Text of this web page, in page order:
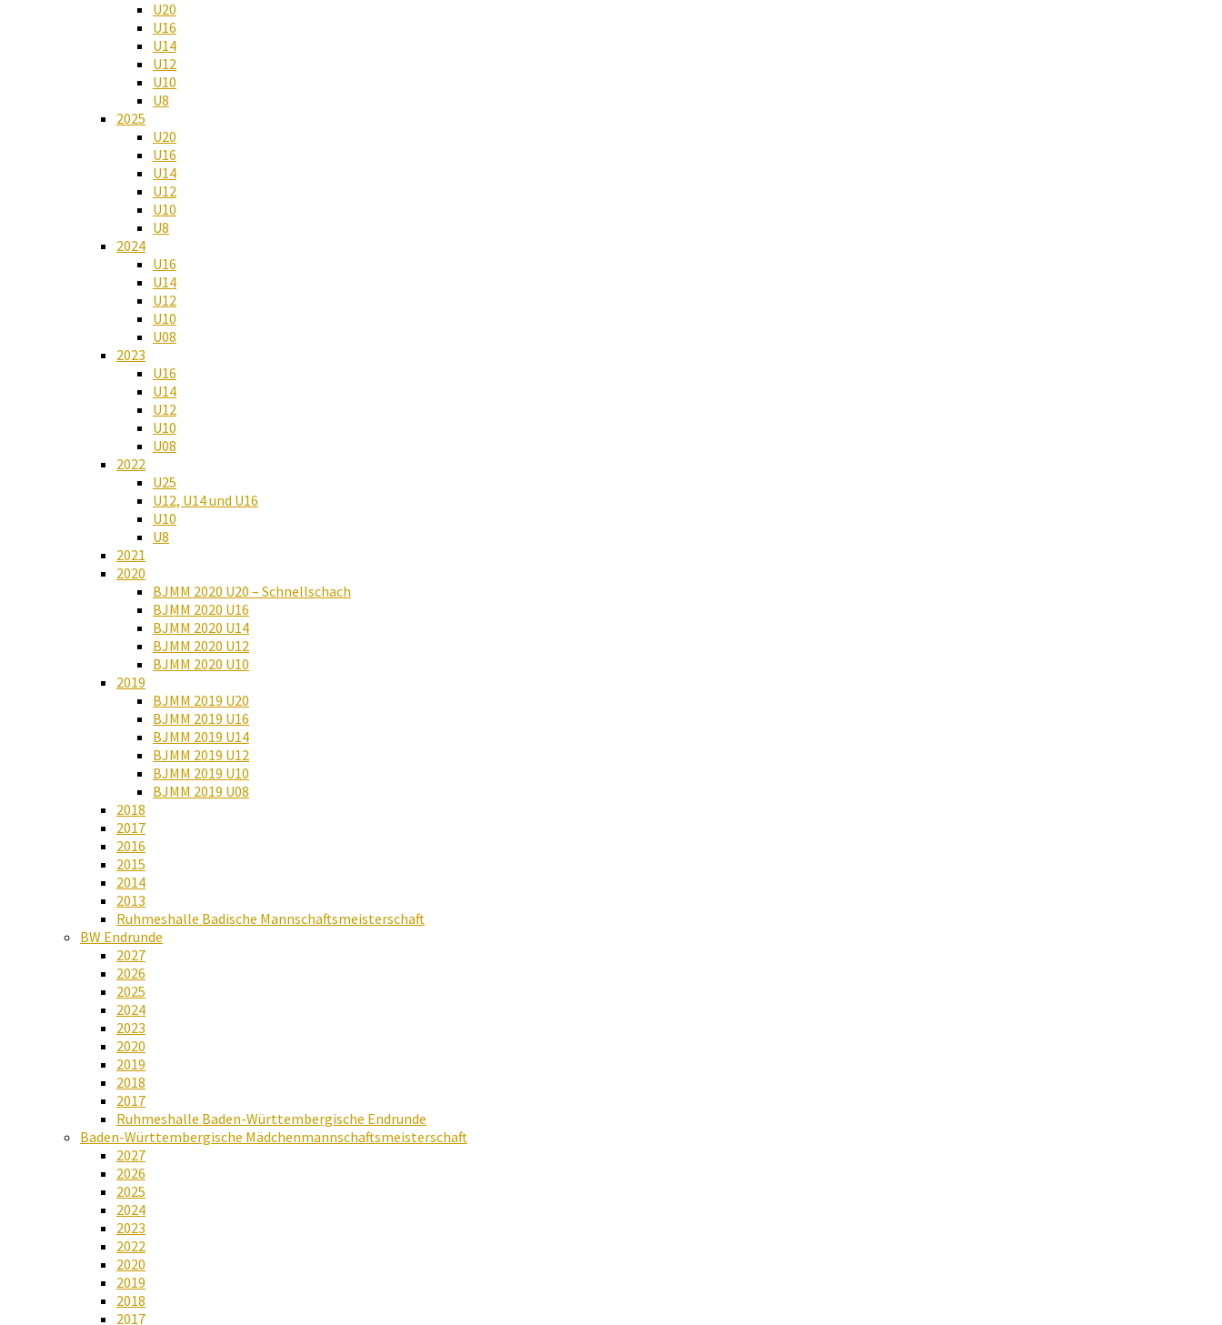
U20
U16
U14
U12
U10
U8
2025
U20
U16
U14
U12
U10
U8
2024
U16
U14
U12
U10
U08
2023
U16
U14
U12
U10
U08
2022
U25
U12, U14 und U16
U10
U8
2021
2020
BJMM 2020 U20 – Schnellschach
BJMM 2020 U16
BJMM 2020 U14
BJMM 2020 U12
BJMM 2020 U10
2019
BJMM 2019 U20
BJMM 2019 U16
BJMM 2019 U14
BJMM 2019 U12
BJMM 2019 U10
BJMM 2019 U08
2018
2017
2016
2015
2014
2013
Ruhmeshalle Badische Mannschaftsmeisterschaft
BW Endrunde
2027
2026
2025
2024
2023
2020
2019
2018
2017
Ruhmeshalle Baden-Württembergische Endrunde
Baden-Württembergische Mädchenmannschaftsmeisterschaft
2027
2026
2025
2024
2023
2022
2020
2019
2018
2017